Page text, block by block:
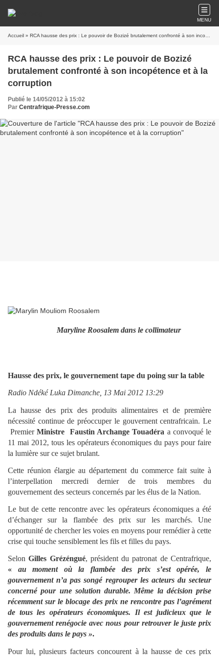
MENU
Accueil » RCA hausse des prix : Le pouvoir de Bozizé brutalement confronté à son incopétence et à la corruption
RCA hausse des prix : Le pouvoir de Bozizé
brutalement confronté à son incopétence et à la
corruption
Publié le 14/05/2012 à 15:02
Par Centrafrique-Presse.com
Maryline Roosalem dans le collimateur
Hausse des prix, le gouvernement tape du poing sur la table
Radio Ndéké Luka Dimanche, 13 Mai 2012 13:29
La hausse des prix des produits alimentaires et de première
nécessité continue de préoccuper le gouvernent centrafricain. Le
PremierMinistre Faustin Archange Touadéra a convoqué le
11 mai 2012, tous les opérateurs économiques du pays pour faire
la lumière sur ce sujet brulant.
Cette réunion élargie au département du commerce fait suite à
l’interpellation mercredi dernier de trois membres du
gouvernement des secteurs concernés par les élus de la Nation.
Le but de cette rencontre avec les opérateurs économiques a été
d’échanger sur la flambée des prix sur les marchés. Une
opportunité de chercher les voies en moyens pour remédier à cette
crise qui touche sensiblement les fils et filles du pays.
SelonGilles Grézéngué, président du patronat de Centrafrique,
« au moment où la flambée des prix s’est opérée, le
gouvernement n’a pas songé regrouper les acteurs du secteur
concerné pour une solution durable. Même la décision prise
récemment sur le blocage des prix ne rencontre pas l’agrément
de tous les opérateurs économiques. Il est judicieux que le
gouvernement renégocie avec nous pour retrouver le juste prix
des produits dans le pays ».
Pour lui, plusieurs facteurs concourent à la hausse de ces prix